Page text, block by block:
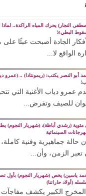
النجار) يحرك المياه الراكدة.. لماذا
البطيء!
الجادة أصبحت عبئًا على
الواقع لا...
أبو النصر يكتب: (ريمونتادا) .. (عمرو
عمرو دياب الأغنية التي
للصيف وتفرض...
مئوية (رشدي أباظة)، (شهريار النجوم)
السينمائية
حالة جماهيرية وفنية
تعبر الزمن، وأن...
ياسين) يخص (شهريار النجوم) بأول
(أولاد حاراتنا)
الكبير يكشف